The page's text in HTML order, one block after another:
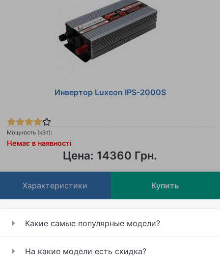
Инвертор Luxeon IPS-2000S
Мощность (кВт):
Цена: 14360 Грн.
Немає в наявності
Характеристики Купить
Какие самые популярные модели?
На какие модели есть скидка?